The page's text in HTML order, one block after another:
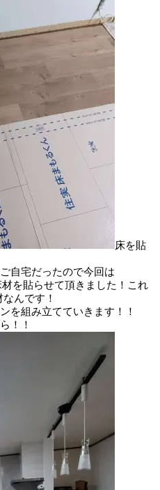
床を貼
自宅だったので今回は
を貼らせて頂きました！これ
んです！
を組み立てていきます！！
！！